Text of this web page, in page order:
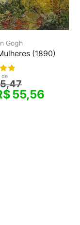
Gogh
(1890)
de
55,56